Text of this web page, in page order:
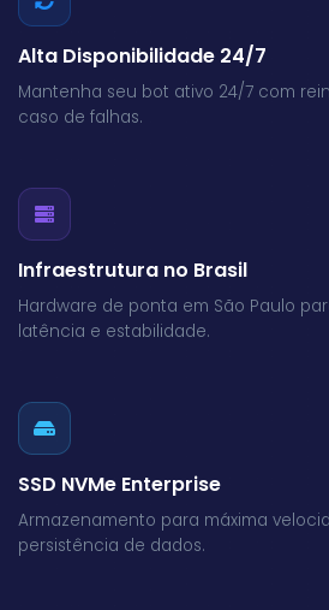
Alta Disponibilidade 24/7
Mantenha seu bot ativo 24/7 com
caso de falhas.
Infraestrutura no Brasil
Hardware de ponta em São Paulo
latência e estabilidade.
SSD NVMe Enterprise
Armazenamento para máxima
persistência de dados.